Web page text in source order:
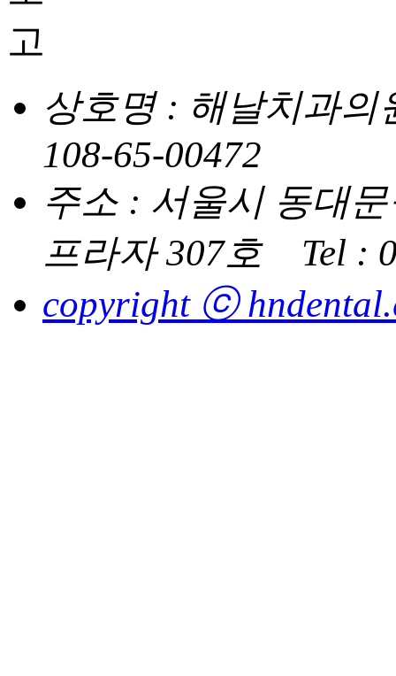
상호명 : 해날치과
108-65-00472
주소 : 서울시 동대
프라자 307호 Tel :
copyright ⓒ